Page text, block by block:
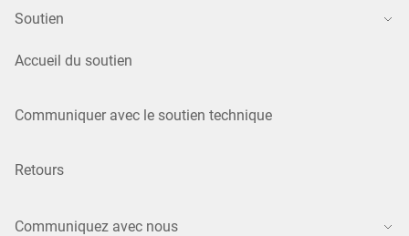
Soutien
Accueil du soutien
Communiquer avec le soutien technique
Retours
Communiquez avec nous